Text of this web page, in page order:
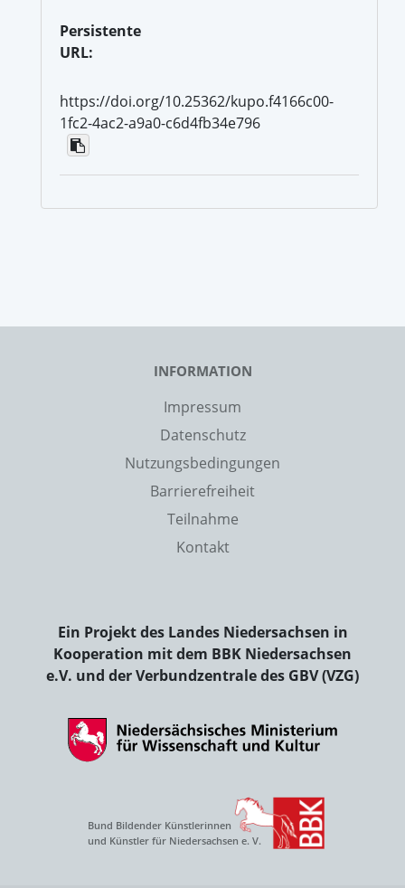
Persistente
URL:
https://doi.org/10.25362/kupo.f4166c00-
1fc2-4ac2-a9a0-c6d4fb34e796
INFORMATION
Impressum
Datenschutz
Nutzungsbedingungen
Barrierefreiheit
Teilnahme
Kontakt
Ein Projekt des Landes Niedersachsen in
Kooperation mit dem BBK Niedersachsen
e.V. und der Verbundzentrale des GBV (VZG)
Bund Bildender Künstlerinnen
und Künstler für Niedersachsen e. V.